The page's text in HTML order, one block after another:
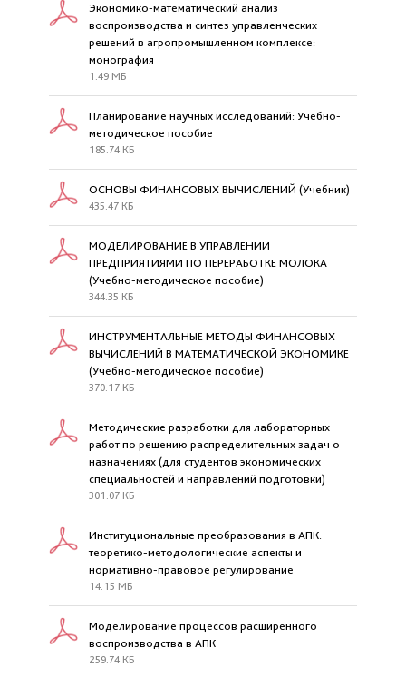
Экономико-математический анализ
воспроизводства и синтез управленческих
решений в агропромышленном комплексе:
монография
1.49 МБ
Планирование научных исследований: Учебно-
методическое пособие
185.74 КБ
ОСНОВЫ ФИНАНСОВЫХ ВЫЧИСЛЕНИЙ (Учебник)
435.47 КБ
МОДЕЛИРОВАНИЕ В УПРАВЛЕНИИ
ПРЕДПРИЯТИЯМИ ПО ПЕРЕРАБОТКЕ МОЛОКА
(Учебно-методическое пособие)
344.35 КБ
ИНСТРУМЕНТАЛЬНЫЕ МЕТОДЫ ФИНАНСОВЫХ
ВЫЧИСЛЕНИЙ В МАТЕМАТИЧЕСКОЙ ЭКОНОМИКЕ
(Учебно-методическое пособие)
370.17 КБ
Методические разработки для лабораторных
работ по решению распределительных задач о
назначениях (для студентов экономических
специальностей и направлений подготовки)
301.07 КБ
Институциональные преобразования в АПК:
теоретико-методологические аспекты и
нормативно-правовое регулирование
14.15 МБ
Моделирование процессов расширенного
воспроизводства в АПК
259.74 КБ